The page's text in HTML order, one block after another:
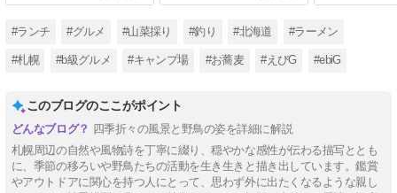
#ランチ #グルメ #山菜採り #釣り #北海道 #ラーメン
#札幌 #b級グルメ #キャンプ場 #お蕎麦 #えびG #ebiG
このブログのここがポイント
四季折々の風景と野鳥の姿を詳細に解説
札幌周辺の自然や風物詩を丁寧に綴り、穏やかな感性が伝わる描写ととも
に、季節の移ろいや野鳥たちの活動を生き生きと描き出しています。鑑賞
やアウトドアに関心を持つ人にとって、思わず外に出たくなるような親し